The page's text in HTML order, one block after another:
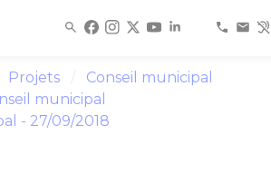
Projets
Conseil municipal
municipal
- 27/09/2018